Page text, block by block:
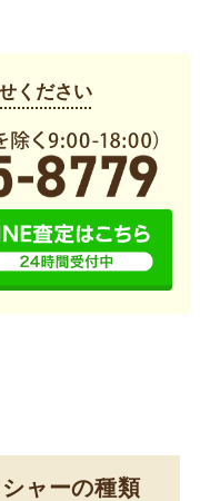
ください
ャーの種類